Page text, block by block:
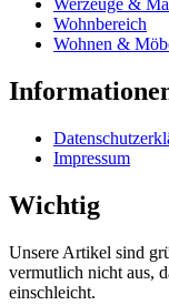
Werzeuge &
Wohnbereich
Wohnen &
Impressum
Wichtig
Unsere Artikel sind
vermutlich nicht aus,
einschleicht.